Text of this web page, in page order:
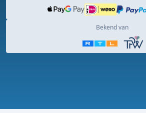
Bekend van